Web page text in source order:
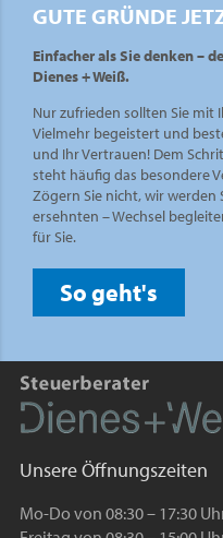
GUTE GRÜNDE
Einfacher als Sie denken –
Dienes + Weiß.
Nur zufrieden sollten Sie mit
Vielmehr begeistert und
und Ihr Vertrauen! Dem
steht häufig das besondere
Zögern Sie nicht, wir werden
ersehnten – Wechsel
für Sie.
So geht's
Unsere Öffnungszeiten
Mo-Do von 08:30 – 17:30